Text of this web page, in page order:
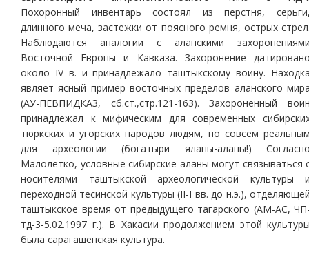
Похоронный инвентарь состоял из перстня,
длинного меча, застежки от поясного ремня, острых
Наблюдаются аналогии с аланскими
Восточной Европы и Кавказа. Захоронение
около IV в. и принадлежало таштыкскому воину.
являет ясный пример восточных пределов аланского
(АУ-ПЕВПИДКАЗ, сб.ст.,стр.121-163). Захороненный
принадлежал к мифическим для современных
тюркских и угорских народов людям, но совсем
для археологии (богатыри яланы-аланы!)
Малолетко, условные сибирские аланы могут связываться
носителями таштыкской археологической культуры
переходной тесинской культуры (II-I вв. до н.э.),
таштыкское время от предыдущего тагарского (АМ-АС,
тд-3-5.02.1997 г.). В Хакасии продолжением этой
была сарагашенская культура.